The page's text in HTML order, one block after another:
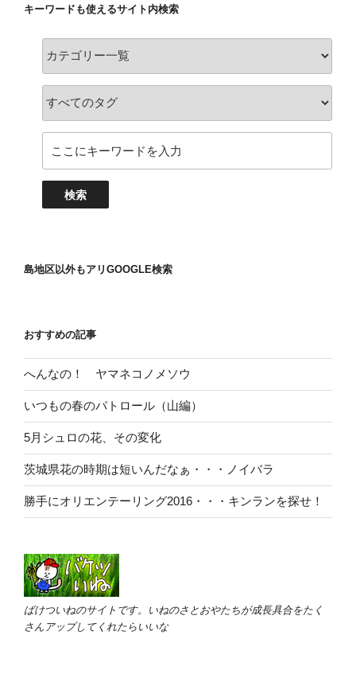
キーワードも使えるサイト内検索
島地区以外もアリGOOGLE検索
おすすめの記事
へんなの！ ヤマネコノメソウ
いつもの春のパトロール（山編）
5月シュロの花、その変化
茨城県花の時期は短いんだなぁ・・・ノイバラ
勝手にオリエンテーリング2016・・・キンランを探せ！
ばけついねのサイトです。いねのさとおやたちが成長具合をたく
さんアップしてくれたらいいな